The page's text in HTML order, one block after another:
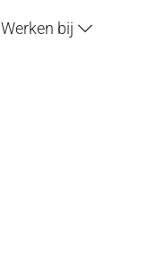
Werken bij